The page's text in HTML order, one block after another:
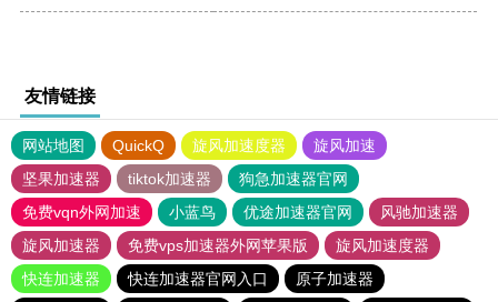
友情链接
网站地图 QuickQ 旋风加速度器
旋风加速
坚果加速器
tiktok加速器
狗急加速器官网
免费vqn外网加速
小蓝鸟 优途加速器官网
风驰加速器
旋风加速器
免费vps加速器外网苹果版
旋风加速度器
快连加速器
快连加速器官网入口
原子加速器